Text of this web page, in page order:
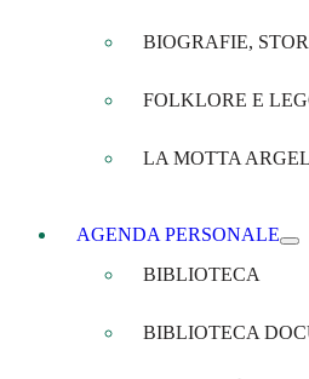
BIOGRAFIE,
FOLKLORE E
LA MOTTA
AGENDA PERSONALE
BIBLIOTECA
BIBLIOTECA